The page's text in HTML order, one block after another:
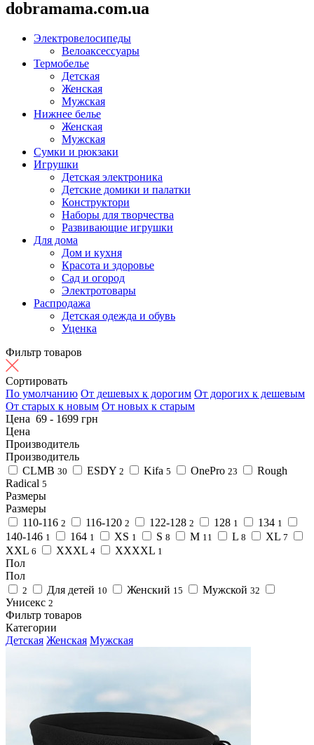
dobramama.com.ua
Электровелосипеды
Велоаксессуары
Термобелье
Детская
Женская
Мужская
Нижнее белье
Женская
Мужская
Сумки и рюкзаки
Игрушки
Детская электроника
Детские домики и палатки
Конструктори
Наборы для творчества
Развивающие игрушки
Для дома
Дом и кухня
Красота и здоровье
Сад и огород
Электротовары
Распродажа
Детская одежда и обувь
Уценка
Фильтр товаров
Сортировать
По умолчанию От дешевых к дорогим От дорогих к дешевым
От старых к новым От новых к старым
Цена 69 - 1699 грн
Цена
Производитель
Производитель
CLMB 30 ESDY 2 Kifa 5 OnePro 23
Rough
Radical 5
Размеры
Размеры
110-116 2 116-120 2 122-128 2 128 1 134 1
140-146 1 164 1 XS 1 S 8 M 11 L 8 XL 7
XXL 6 XXXL 4 XXXXL 1
Пол
Пол
2 Для детей 10 Женский 15 Мужской 32
Унисекс 2
Фильтр товаров
Категории
Детская Женская Мужская